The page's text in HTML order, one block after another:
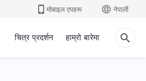
मोबाइल एपहरू नेपाली
चित्र प्रदर्शन हाम्रो बारेमा
प्रवेश | अंश ५२६